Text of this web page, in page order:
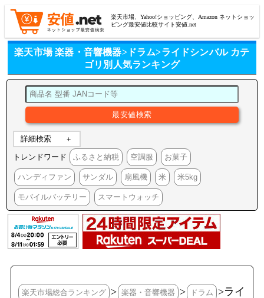
楽天市場、Yahoo!ショッピング、Amazon ネットショッ
ピング最安値比較サイト安値.net
楽天市場 楽器・音響機器>ドラム>ライドシンバル カテ
ゴリ別人気ランキング
詳細検索
トレンドワード ふるさと納税 空調服 お菓子
ハンディファン サンダル 扇風機 米 米5kg
モバイルバッテリー スマートウォッチ
楽天市場総合ランキング > 楽器・音響機器 > ドラム
>ライ